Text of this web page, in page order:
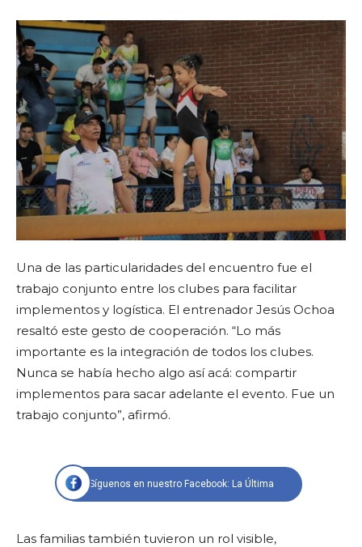
Una de las particularidades del encuentro fue el
trabajo conjunto entre los clubes para facilitar
implementos y logística. El entrenador Jesús Ochoa
resaltó este gesto de cooperación. “Lo más
importante es la integración de todos los clubes.
Nunca se había hecho algo así acá: compartir
implementos para sacar adelante el evento. Fue un
trabajo conjunto”, afirmó.
Síguenos en nuestro Facebook: La Última
Las familias también tuvieron un rol visible,